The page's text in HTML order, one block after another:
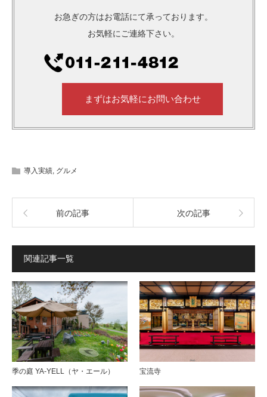
お急ぎの方はお電話にて承っております。
お気軽にご連絡下さい。
まずはお気軽にお問い合わせ
導入実績, グルメ
前の記事 次の記事
関連記事一覧
季の庭 YA-YELL（ヤ・エール） 宝流寺